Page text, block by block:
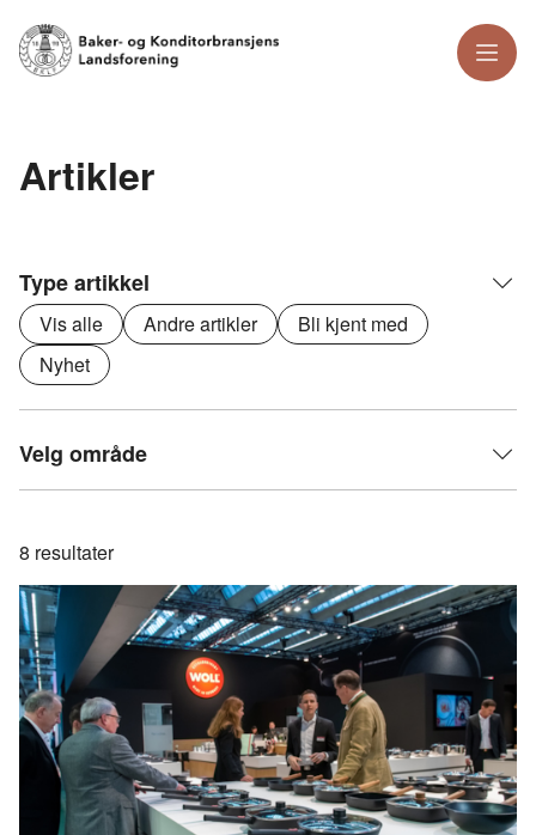
Meny
Artikler
Type artikkel
Vis alle Andre artikler
Bli kjent med
Nyhet
Velg område
8 resultater